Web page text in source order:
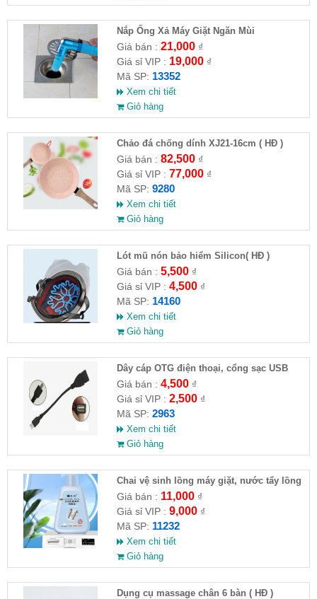
Nắp Ống Xả Máy Giặt Ngăn Mùi
Giá bán : 21,000₫
Giá sỉ VIP : 19,000₫
Mã SP: 13352
Xem chi tiết
Giỏ hàng
Chảo đá chống dính XJ21-16cm ( HĐ )
Giá bán : 82,500₫
Giá sỉ VIP : 77,000₫
Mã SP: 9280
Xem chi tiết
Giỏ hàng
Lót mũ nón bảo hiểm Silicon( HĐ )
Giá bán : 5,500₫
Giá sỉ VIP : 4,500₫
Mã SP: 14160
Xem chi tiết
Giỏ hàng
Dây cáp OTG điện thoại, cổng sạc USB
Giá bán : 4,500₫
Giá sỉ VIP : 2,500₫
Mã SP: 2963
Xem chi tiết
Giỏ hàng
Chai vệ sinh lồng máy giặt, nước tẩy lồng
máy giặt CLEANING FLUID
Giá bán : 11,000₫
Giá sỉ VIP : 9,000₫
Mã SP: 11232
Xem chi tiết
Giỏ hàng
Dụng cụ massage chân 6 bàn ( HĐ )